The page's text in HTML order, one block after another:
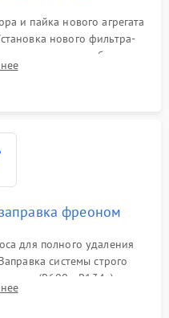
и пайка нового агрегата
нового фильтра-
вентиляторов обдува,
дверных петель.
фреоном
для полного удаления
системы строго
(R600a, R134a) по
давления в системе.